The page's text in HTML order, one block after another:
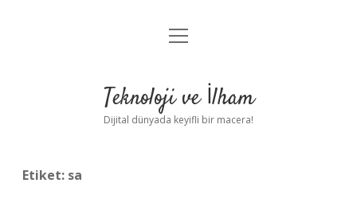
Anasayfa
Yasal Uyarı
menüyü
Teknoloji ve İlham
Dijital dünyada keyifli bir macera!
Etiket: sa